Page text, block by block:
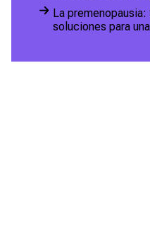
La
soluciones para